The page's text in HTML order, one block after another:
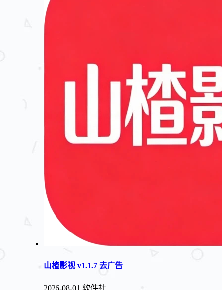
山楂影视 v1.1.7 去广告
2026-08-01 软件社